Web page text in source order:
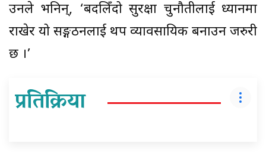
उनले भनिन्, ‘बदलिँदो सुरक्षा चुनौतीलाई ध्यानमा
राखेर यो सङ्गठनलाई थप व्यावसायिक बनाउन जरुरी
छ ।’
प्रतिक्रिया